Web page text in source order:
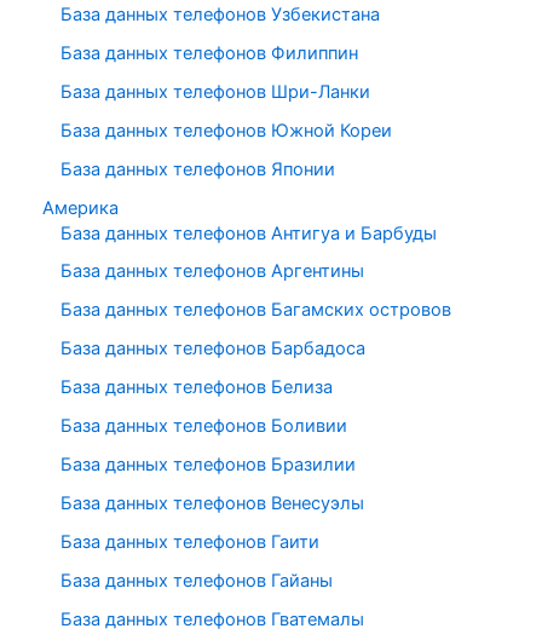
База данных телефонов Узбекистана
База данных телефонов Филиппин
База данных телефонов Шри-Ланки
База данных телефонов Южной Кореи
База данных телефонов Японии
Америка
База данных телефонов Антигуа и Барбуды
База данных телефонов Аргентины
База данных телефонов Багамских островов
База данных телефонов Барбадоса
База данных телефонов Белиза
База данных телефонов Боливии
База данных телефонов Бразилии
База данных телефонов Венесуэлы
База данных телефонов Гаити
База данных телефонов Гайаны
База данных телефонов Гватемалы